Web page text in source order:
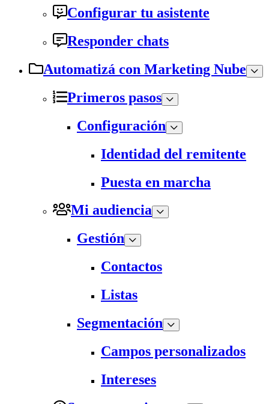
Configurar tu asistente
Responder chats
Automatizá con Marketing Nube
Primeros pasos
Configuración
Identidad del remitente
Puesta en marcha
Mi audiencia
Gestión
Contactos
Listas
Segmentación
Campos personalizados
Intereses